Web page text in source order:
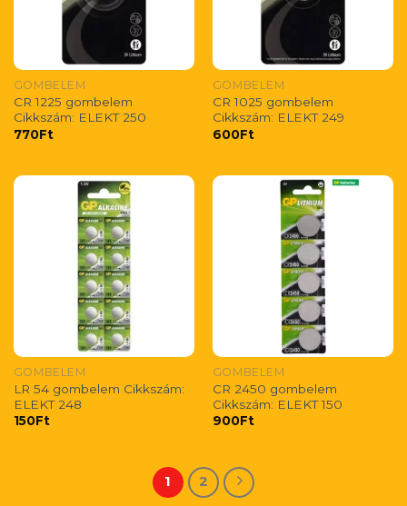
GOMBELEM
CR 1225 gombelem
Cikkszám: ELEKT 250
770Ft
GOMBELEM
CR 1025 gombelem
Cikkszám: ELEKT 249
600Ft
GOMBELEM
LR 54 gombelem Cikkszám:
ELEKT 248
150Ft
GOMBELEM
CR 2450 gombelem
Cikkszám: ELEKT 150
900Ft
1 2